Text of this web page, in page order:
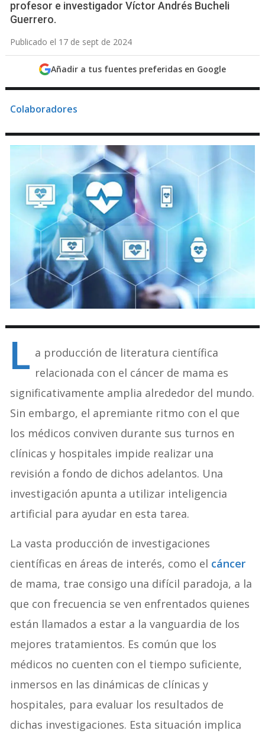
profesor e investigador Víctor Andrés Bucheli
Guerrero.
Publicado el 17 de sept de 2024
Añadir a tus fuentes preferidas en Google
Colaboradores
L a producción de literatura científica
relacionada con el cáncer de mama es
significativamente amplia alrededor del mundo.
Sin embargo, el apremiante ritmo con el que
los médicos conviven durante sus turnos en
clínicas y hospitales impide realizar una
revisión a fondo de dichos adelantos. Una
investigación apunta a utilizar inteligencia
artificial para ayudar en esta tarea.
La vasta producción de investigaciones
científicas en áreas de interés, como el cáncer
de mama, trae consigo una difícil paradoja, a la
que con frecuencia se ven enfrentados quienes
están llamados a estar a la vanguardia de los
mejores tratamientos. Es común que los
médicos no cuenten con el tiempo suficiente,
inmersos en las dinámicas de clínicas y
hospitales, para evaluar los resultados de
dichas investigaciones. Esta situación implica